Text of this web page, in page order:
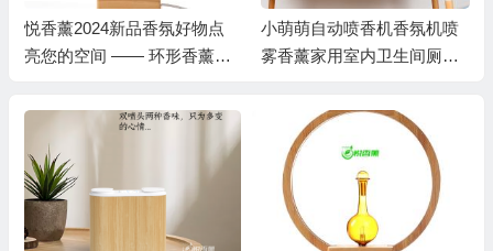
小萌萌自动喷香机香氛机喷
雾香薰家用室内卫生间厕所
悦香薰汽车香薰机-车载usb
纯精油扩香仪YX-CARSAR